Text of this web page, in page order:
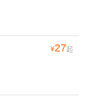
¥27起